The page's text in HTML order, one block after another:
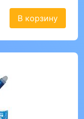
В корзину